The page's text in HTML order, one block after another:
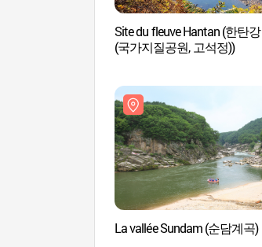
Site du fleuve Hantan (한탄강
(국가지질공원, 고석정))
La vallée Sundam (순담계곡)